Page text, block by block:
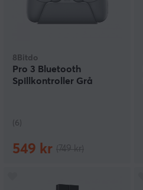
8Bitdo
Pro 3 Bluetooth
Spillkontroller Grå
(6)
549 kr